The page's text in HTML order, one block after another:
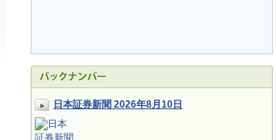
日本証券新聞 2026年8月10日